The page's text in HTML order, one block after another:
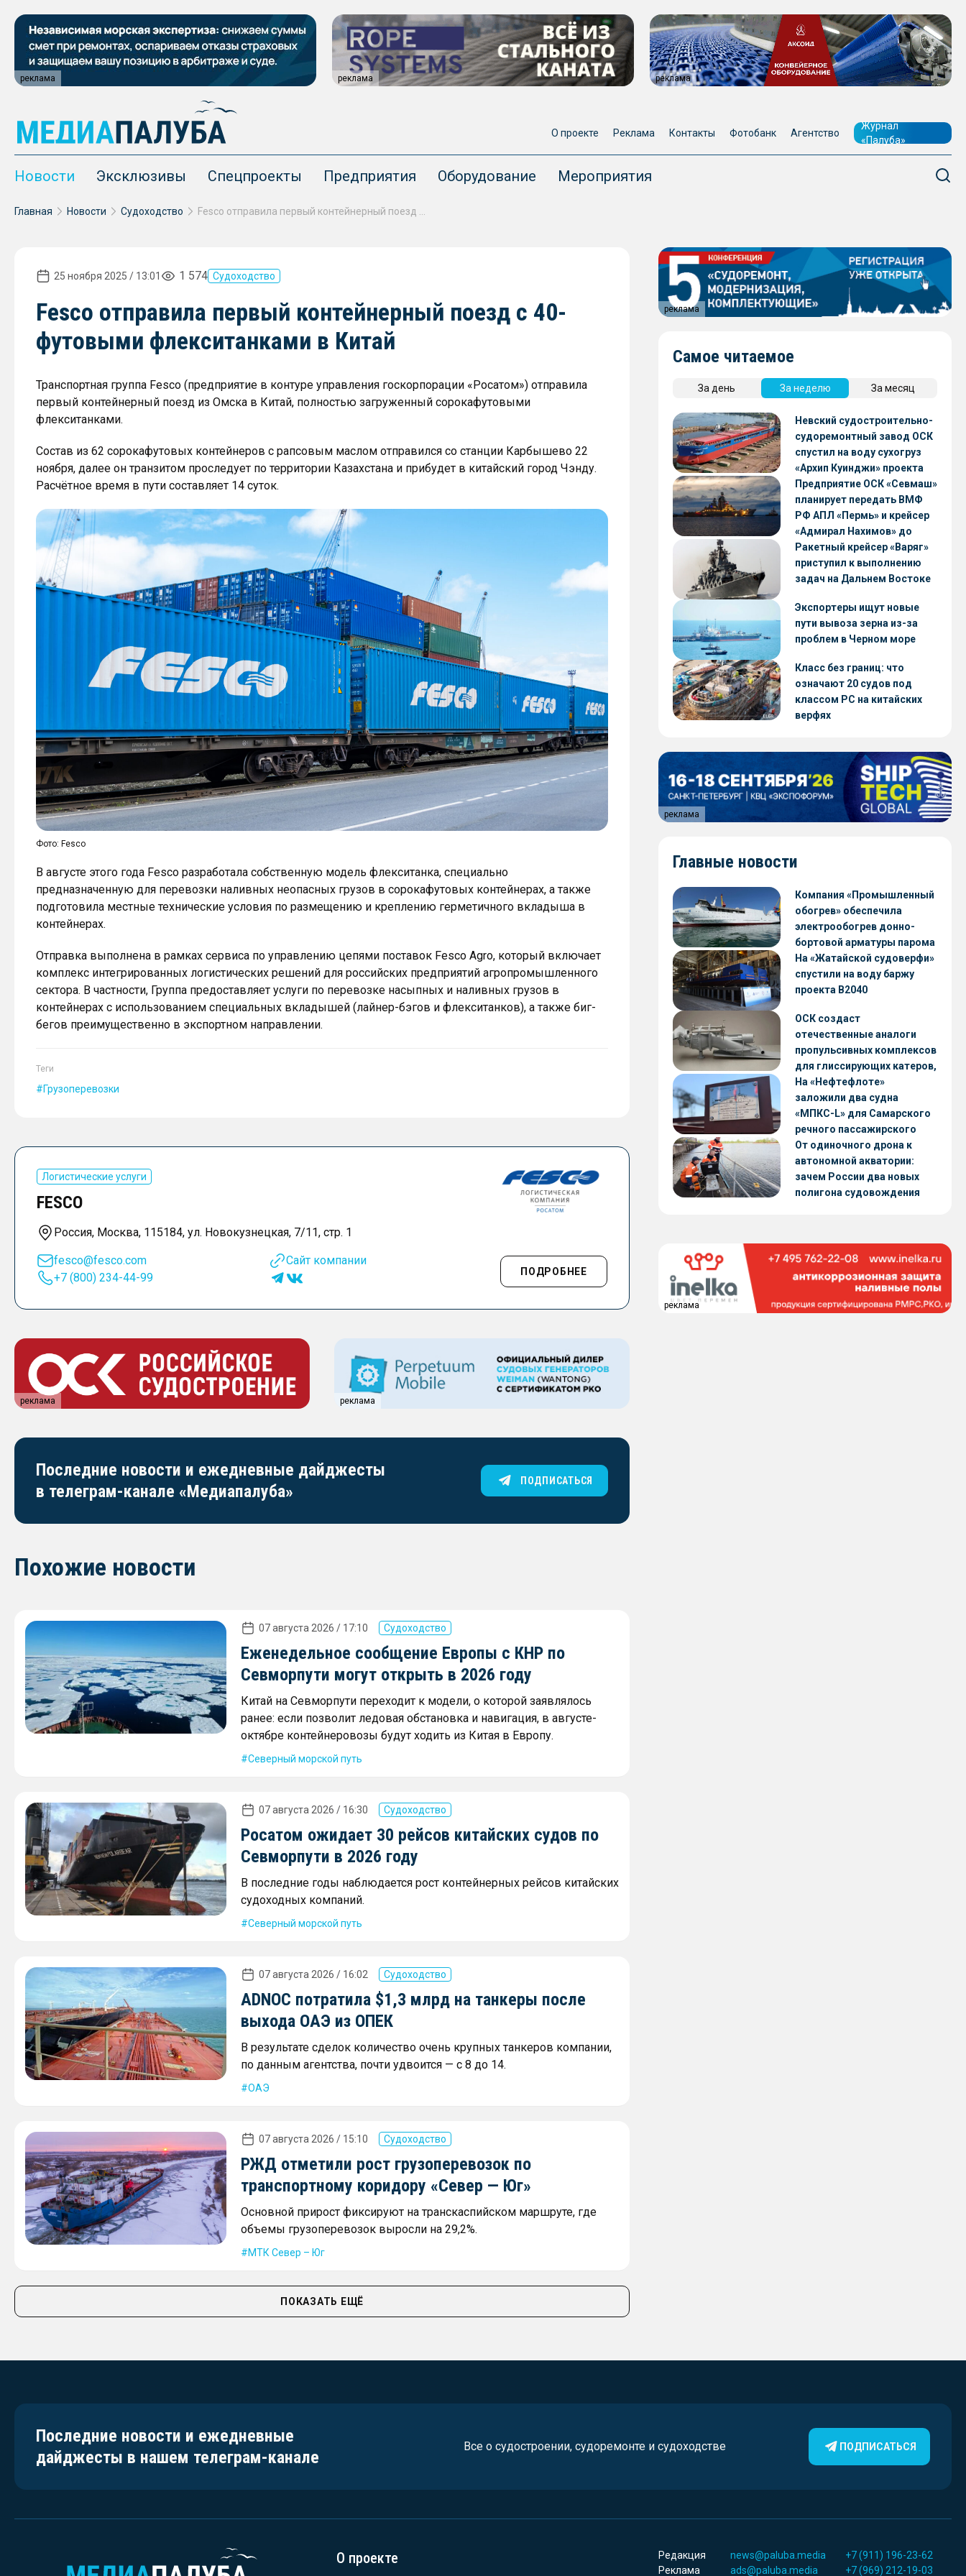
реклама реклама реклама
О проекте Реклама Контакты Фотобанк Агентство
Журнал
«Палуба»
Новости Эксклюзивы Спецпроекты Предприятия Оборудование Мероприятия
Главная Новости Судоходство
25 ноября 2025 / 13:01 1 574 Судоходство
Fesco отправила первый контейнерный поезд с 40-
футовыми флекситанками в Китай
Транспортная группа Fesco (предприятие в контуре управления госкорпорации «Росатом») отправила
первый контейнерный поезд из Омска в Китай, полностью загруженный сорокафутовыми
флекситанками.
Состав из 62 сорокафутовых контейнеров с рапсовым маслом отправился со станции Карбышево 22
ноября, далее он транзитом проследует по территории Казахстана и прибудет в китайский город Чэнду.
Расчётное время в пути составляет 14 суток.
Фото: Fesco
В августе этого года Fesco разработала собственную модель флекситанка, специально
предназначенную для перевозки наливных неопасных грузов в сорокафутовых контейнерах, а также
подготовила местные технические условия по размещению и креплению герметичного вкладыша в
контейнерах.
Отправка выполнена в рамках сервиса по управлению цепями поставок Fesco Agro, который включает
комплекс интегрированных логистических решений для российских предприятий агропромышленного
сектора. В частности, Группа предоставляет услуги по перевозке насыпных и наливных грузов в
контейнерах с использованием специальных вкладышей (лайнер-бэгов и флекситанков), а также биг-
бегов преимущественно в экспортном направлении.
Теги
Грузоперевозки
Логистические услуги
FESCO
Россия, Москва, 115184, ул. Новокузнецкая, 7/11, стр. 1
fesco@fesco.com
+7 (800) 234-44-99
Сайт компании
ПОДРОБНЕЕ
реклама реклама
Последние новости и ежедневные дайджесты
в телеграм-канале «Медиапалуба»
ПОДПИСАТЬСЯ
Похожие новости
07 августа 2026 / 17:10 Судоходство
Еженедельное сообщение Европы с КНР по
Севморпути могут открыть в 2026 году
Китай на Севморпути переходит к модели, о которой заявлялось
ранее: если позволит ледовая обстановка и навигация, в августе-
октябре контейнеровозы будут ходить из Китая в Европу.
Северный морской путь
07 августа 2026 / 16:30 Судоходство
Росатом ожидает 30 рейсов китайских судов по
Севморпути в 2026 году
В последние годы наблюдается рост контейнерных рейсов китайских
судоходных компаний.
Северный морской путь
07 августа 2026 / 16:02 Судоходство
ADNOC потратила $1,3 млрд на танкеры после
выхода ОАЭ из ОПЕК
В результате сделок количество очень крупных танкеров компании,
по данным агентства, почти удвоится — с 8 до 14.
ОАЭ
07 августа 2026 / 15:10 Судоходство
РЖД отметили рост грузоперевозок по
транспортному коридору «Север — Юг»
Основной прирост фиксируют на транскаспийском маршруте, где
объемы грузоперевозок выросли на 29,2%.
МТК Север – Юг
ПОКАЗАТЬ ЕЩЁ
реклама
Самое читаемое
За день За неделю За месяц
Невский судостроительно-
судоремонтный завод ОСК
спустил на воду сухогруз
«Архип Куинджи» проекта
RSD59
Предприятие ОСК «Севмаш»
планирует передать ВМФ
РФ АПЛ «Пермь» и крейсер
«Адмирал Нахимов» до
конца 2026 года
Ракетный крейсер «Варяг»
приступил к выполнению
задач на Дальнем Востоке
Экспортеры ищут новые
пути вывоза зерна из-за
проблем в Черном море
Класс без границ: что
означают 20 судов под
классом РС на китайских
верфях
реклама
Главные новости
Компания «Промышленный
обогрев» обеспечила
электрообогрев донно-
бортовой арматуры парома
«Петропавловск» проекта
CNF22
На «Жатайской судоверфи»
спустили на воду баржу
проекта В2040
ОСК создаст
отечественные аналоги
пропульсивных комплексов
для глиссирующих катеров,
скоростных судов и судов с
малой осадкой
На «Нефтефлоте»
заложили два судна
«МПКС-L» для Самарского
речного пассажирского
предприятия
От одиночного дрона к
автономной акватории:
зачем России два новых
полигона судовождения
реклама
Последние новости и ежедневные
дайджесты в нашем телеграм-канале
Все о судостроении, судоремонте и судоходстве ПОДПИСАТЬСЯ
О проекте Редакция news@paluba.media
+7 (911) 196-23-62
Реклама
ads@paluba.media +7 (969) 212-19-03